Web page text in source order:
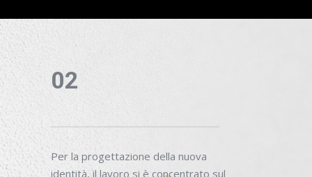
02
Per la progettazione della nuova
identità, il lavoro si è concentrato sul